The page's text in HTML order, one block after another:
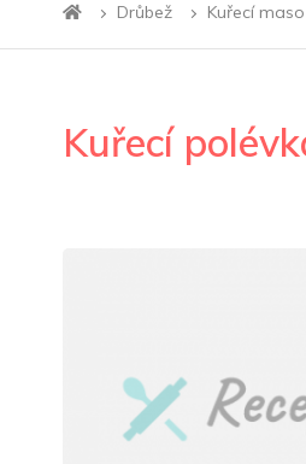
Drůbež Kuřecí maso
Kuřecí